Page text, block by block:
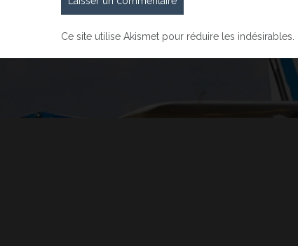
Ce site utilise Akismet pour réduire les indésirables.